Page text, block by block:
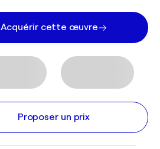
Acquérir cette œuvre
Proposer un prix